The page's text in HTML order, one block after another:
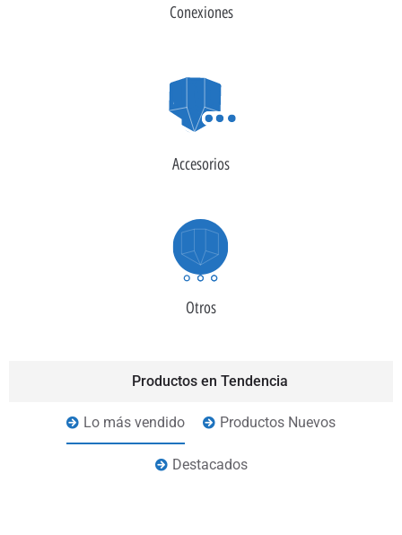
Conexiones
Accesorios
Otros
Productos en Tendencia
Lo más vendido Productos Nuevos
Destacados